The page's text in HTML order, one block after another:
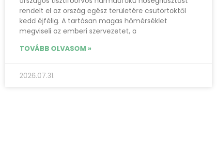
rendelt el az ország egész területére csütörtöktől
kedd éjfélig. A tartósan magas hőmérséklet
megviseli az emberi szervezetet, a
TOVÁBB OLVASOM »
2026.07.31.